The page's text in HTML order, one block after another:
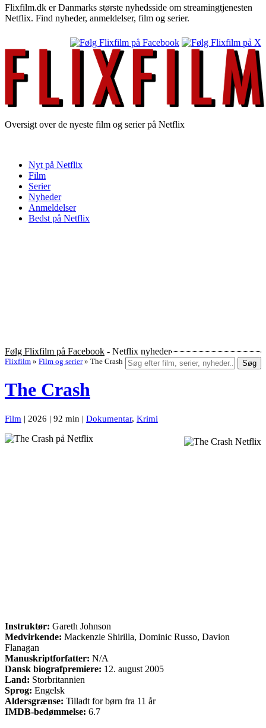
Flixfilm.dk er Danmarks største nyhedsside om streamingtjenesten
Netflix. Find nyheder, anmeldelser, film og serier.
Oversigt over de nyeste film og serier på Netflix
Nyt på Netflix
Film
Serier
Nyheder
Anmeldelser
Bedst på Netflix
Følg Flixfilm på Facebook - Netflix nyheder
Søg
Flixfilm » Film og serier » The Crash
The Crash
Film | 2026 | 92 min | Dokumentar, Krimi
Instruktør: Gareth Johnson
Medvirkende: Mackenzie Shirilla, Dominic Russo, Davion
Flanagan
Manuskriptforfatter: N/A
Dansk biografpremiere: 12. august 2005
Land: Storbritannien
Sprog: Engelsk
Aldersgrænse: Tilladt for børn fra 11 år
IMDB-bedømmelse: 6.7